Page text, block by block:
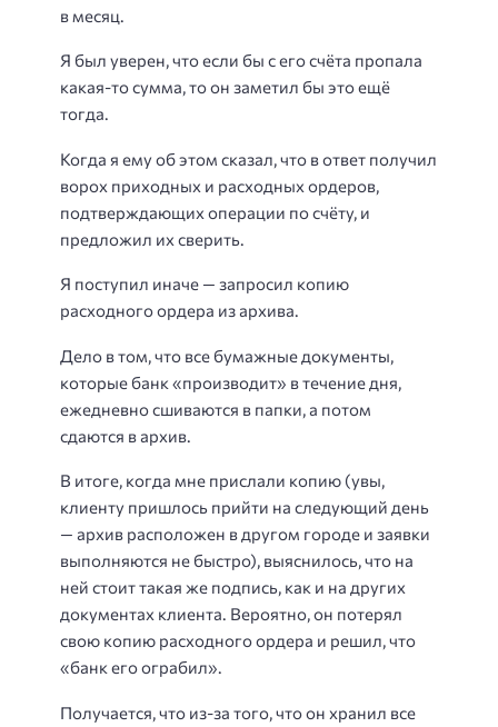
в месяц.
Я был уверен, что если бы с его счёта пропала
какая-то сумма, то он заметил бы это ещё
тогда.
Когда я ему об этом сказал, что в ответ получил
ворох приходных и расходных ордеров,
подтверждающих операции по счёту, и
предложил их сверить.
Я поступил иначе — запросил копию
расходного ордера из архива.
Дело в том, что все бумажные документы,
которые банк «производит» в течение дня,
ежедневно сшиваются в папки, а потом
сдаются в архив.
В итоге, когда мне прислали копию (увы,
клиенту пришлось прийти на следующий день
— архив расположен в другом городе и заявки
выполняются не быстро), выяснилось, что на
ней стоит такая же подпись, как и на других
документах клиента. Вероятно, он потерял
свою копию расходного ордера и решил, что
«банк его ограбил».
Получается, что из-за того, что он хранил все